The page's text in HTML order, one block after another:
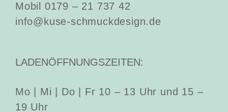
Mobil 0179 – 21 737 42
info@kuse-schmuckdesign.de
LADENÖFFNUNGSZEITEN:
Mo | Mi | Do | Fr 10 – 13 Uhr und 15 –
19 Uhr